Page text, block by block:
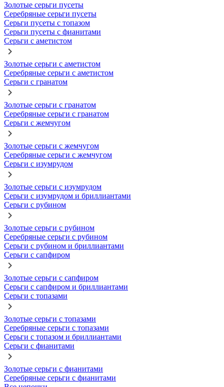
Золотые серьги пусеты
Серебряные серьги пусеты
Серьги пусеты с топазом
Серьги пусеты с фианитами
Серьги с аметистом
Золотые серьги с аметистом
Серебряные серьги с аметистом
Серьги с гранатом
Золотые серьги с гранатом
Серебряные серьги с гранатом
Серьги с жемчугом
Золотые серьги с жемчугом
Серебряные серьги с жемчугом
Серьги с изумрудом
Золотые серьги с изумрудом
Серьги с изумрудом и бриллиантами
Серьги с рубином
Золотые серьги с рубином
Серебряные серьги с рубином
Серьги с рубином и бриллиантами
Серьги с сапфиром
Золотые серьги с сапфиром
Серьги с сапфиром и бриллиантами
Серьги с топазами
Золотые серьги с топазами
Серебряные серьги с топазами
Серьги с топазом и бриллиантами
Серьги с фианитами
Золотые серьги с фианитами
Серебряные серьги с фианитами